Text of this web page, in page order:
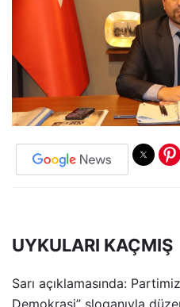
UYKULARI KAÇMIŞ
Sarı açıklamasında: